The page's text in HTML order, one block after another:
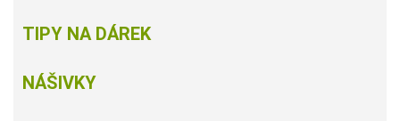
TIPY NA DÁREK
NÁŠIVKY